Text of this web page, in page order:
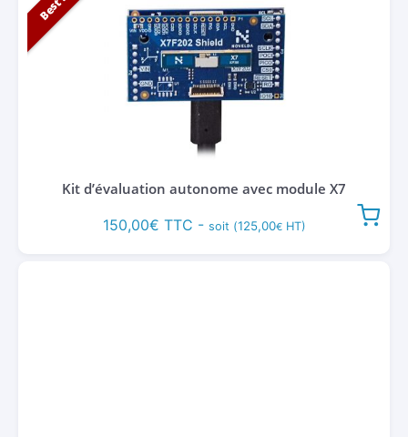
Kit d’évaluation autonome avec module X7
150,00€ TTC - soit (125,00€HT)